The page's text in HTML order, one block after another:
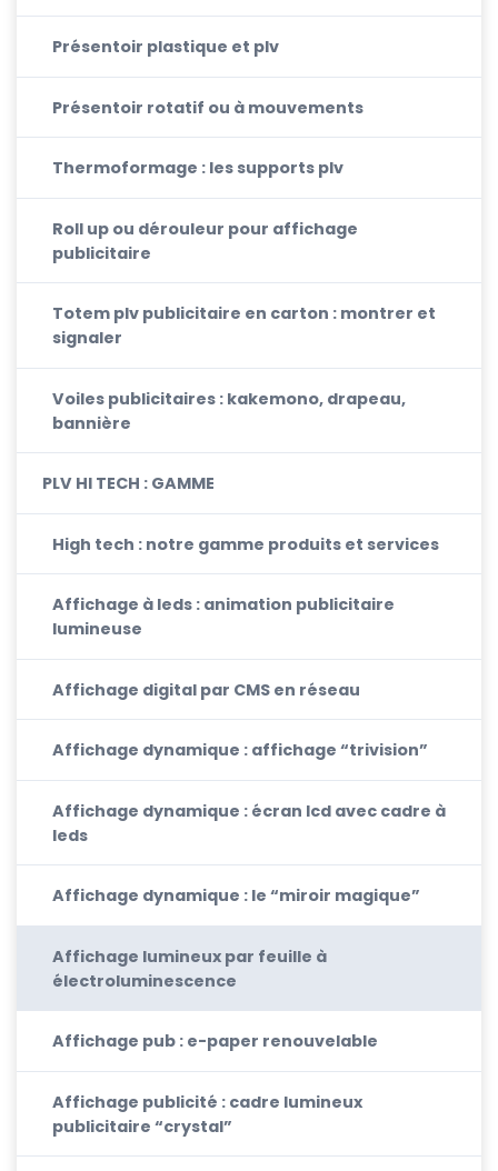
Présentoir plastique et plv
Présentoir rotatif ou à mouvements
Thermoformage : les supports plv
Roll up ou dérouleur pour affichage
publicitaire
Totem plv publicitaire en carton : montrer et
signaler
Voiles publicitaires : kakemono, drapeau,
bannière
PLV HI TECH : GAMME
High tech : notre gamme produits et services
Affichage à leds : animation publicitaire
lumineuse
Affichage digital par CMS en réseau
Affichage dynamique : affichage “trivision”
Affichage dynamique : écran lcd avec cadre à
leds
Affichage dynamique : le “miroir magique”
Affichage lumineux par feuille à
électroluminescence
Affichage pub : e-paper renouvelable
Affichage publicité : cadre lumineux
publicitaire “crystal”